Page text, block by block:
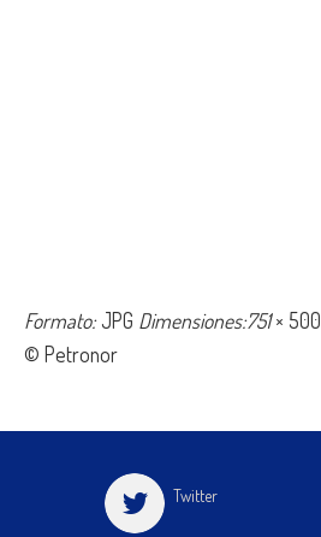
Formato:JPG Dimensiones:751× 500
© Petronor
Twitter